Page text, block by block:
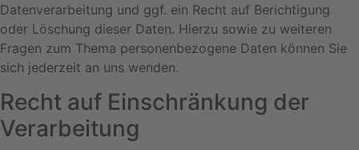
Datenverarbeitung und ggf. ein Recht auf Berichtigung
oder Löschung dieser Daten. Hierzu sowie zu weiteren
Fragen zum Thema personenbezogene Daten können Sie
sich jederzeit an uns wenden.
Recht auf Einschränkung der
Verarbeitung